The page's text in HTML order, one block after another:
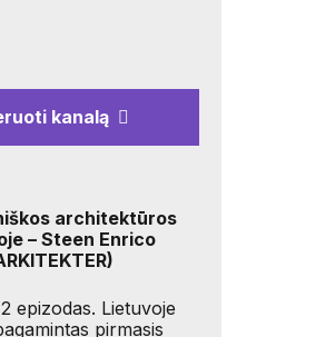
kanalą
architektūros
– Steen Enrico
epizodas. Lietuvoje
pirmasis